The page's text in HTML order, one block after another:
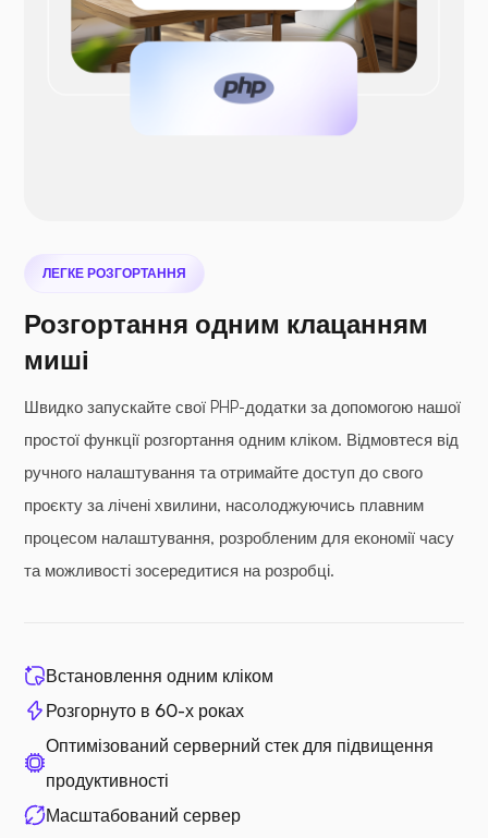
ЛЕГКЕ РОЗГОРТАННЯ
Розгортання одним клацанням
миші
Швидко запускайте свої PHP-додатки за допомогою нашої
простої функції розгортання одним кліком. Відмовтеся від
ручного налаштування та отримайте доступ до свого
проєкту за лічені хвилини, насолоджуючись плавним
процесом налаштування, розробленим для економії часу
та можливості зосередитися на розробці.
Встановлення одним кліком
Розгорнуто в 60-х роках
Оптимізований серверний стек для підвищення
продуктивності
Масштабований сервер